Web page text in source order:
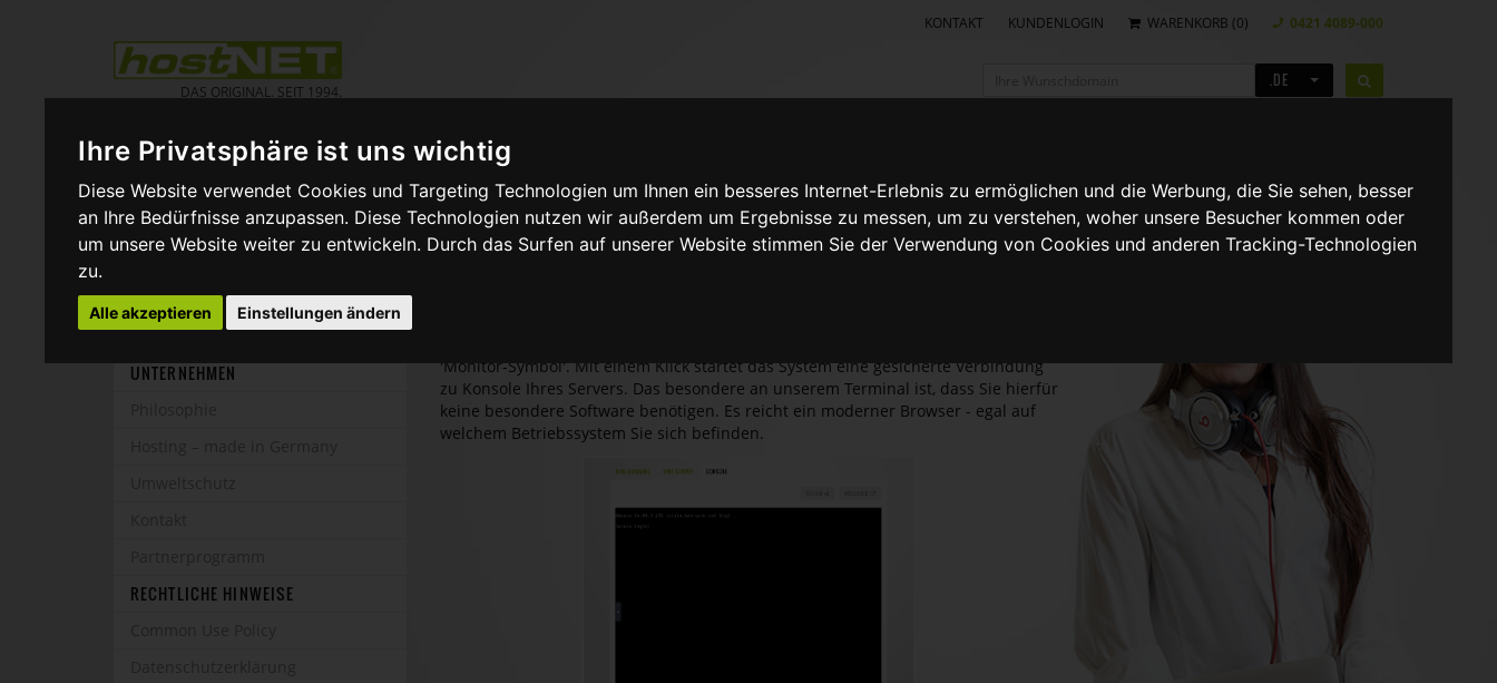
Ihre Privatsphäre ist uns wichtig
Diese Website verwendet Cookies und Targeting Technologien um Ihnen ein besseres Internet-Erlebnis zu ermöglichen und die Werbung, die Sie sehen, besser
an Ihre Bedürfnisse anzupassen. Diese Technologien nutzen wir außerdem um Ergebnisse zu messen, um zu verstehen, woher unsere Besucher kommen oder
um unsere Website weiter zu entwickeln. Durch das Surfen auf unserer Website stimmen Sie der Verwendung von Cookies und anderen Tracking-Technologien
zu.
Alle akzeptieren Einstellungen ändern
KONTAKT KUNDENLOGIN WARENKORB (0) 0421 4089-000
DAS ORIGINAL. SEIT 1994.
Wunschdomain
.DE
START SERVER
Wie bediene ich den Terminal-Zugriff
'Monitor-Symbol'. Mit einem Klick startet das System eine gesicherte Verbindung
zu Konsole Ihres Servers. Das besondere an unserem Terminal ist, dass Sie hierfür
keine besondere Software benötigen. Es reicht ein moderner Browser - egal auf
welchem Betriebssystem Sie sich befinden.
SUPPORT
Suche
Formulare
UNTERNEHMEN
RECHTLICHE HINWEISE